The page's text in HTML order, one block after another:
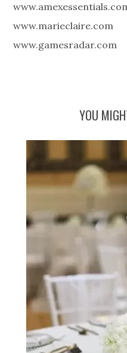
www.marieclaire.com
www.gamesradar.com
YOU